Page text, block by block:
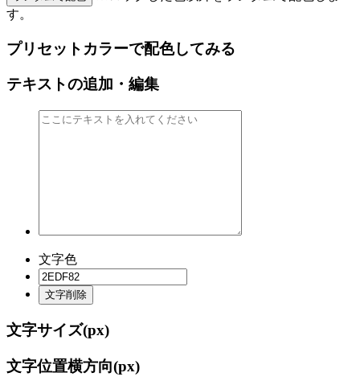
す。
プリセットカラーで配色してみる
テキストの追加・編集
文字色
文字削除
文字サイズ(px)
文字位置横方向(px)